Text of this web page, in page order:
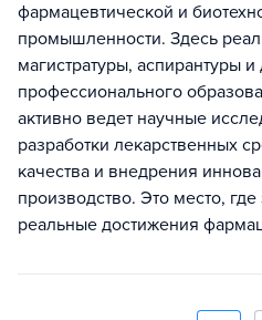
фармацевтической и
промышленности. Здесь
магистратуры, аспирантуры
профессионального
активно ведет научные
разработки лекарственных
качества и внедрения
производство. Это место,
реальные достижения